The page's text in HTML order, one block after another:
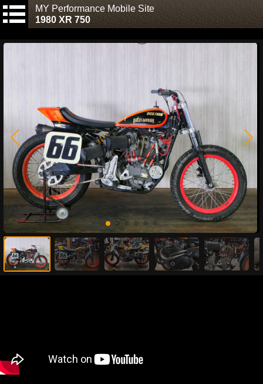
MY Performance Mobile Site
1980 XR 750